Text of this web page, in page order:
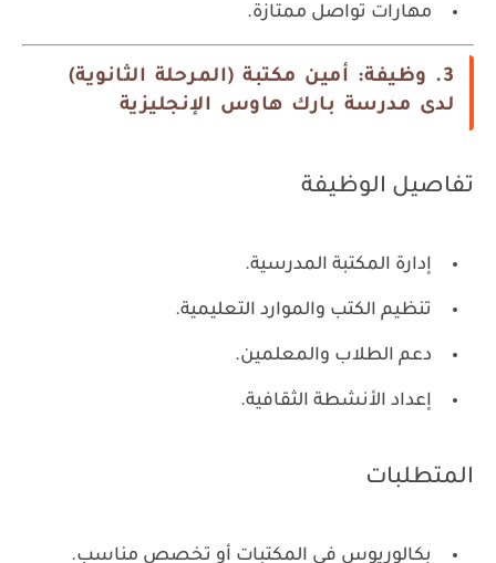
مهارات تواصل ممتازة.
3. وظيفة: أمين مكتبة (المرحلة الثانوية)
لدى مدرسة بارك هاوس الإنجليزية
تفاصيل الوظيفة
إدارة المكتبة المدرسية.
تنظيم الكتب والموارد التعليمية.
دعم الطلاب والمعلمين.
إعداد الأنشطة الثقافية.
المتطلبات
بكالوريوس في المكتبات أو تخصص مناسب.